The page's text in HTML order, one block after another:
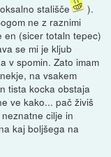
stališče
).
ne z raznimi
en (sicer totaln tepec)
se mi je kljub
v spomin. Zato imam
na vsakem
tista kocka obstaja
ve kako... pač živiš
cilje in
kaj boljšega na